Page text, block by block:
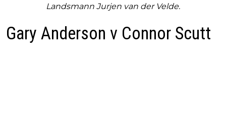
Landsmann Jurjen van der Velde.
Gary Anderson v Connor Scutt